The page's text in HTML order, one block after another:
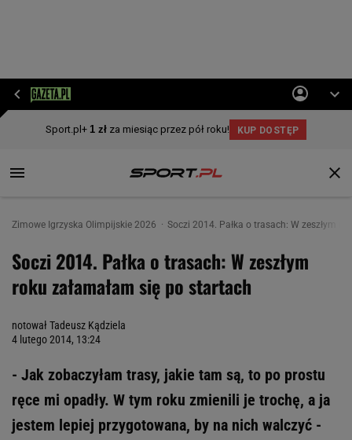
Zimowe Igrzyska Olimpijskie 2026 Soczi 2014. Pałka o trasach: W zeszłym
Soczi 2014. Pałka o trasach: W zeszłym
roku załamałam się po startach
notował Tadeusz Kądziela
4 lutego 2014, 13:24
- Jak zobaczyłam trasy, jakie tam są, to po prostu
ręce mi opadły. W tym roku zmienili je trochę, a ja
jestem lepiej przygotowana, by na nich walczyć -